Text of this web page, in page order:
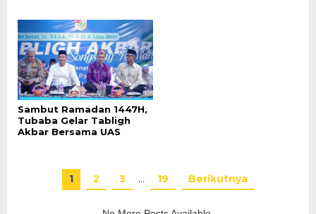
Sambut Ramadan 1447H,
Tubaba Gelar Tabligh
Akbar Bersama UAS
1 2 3 … 19 Berikutnya